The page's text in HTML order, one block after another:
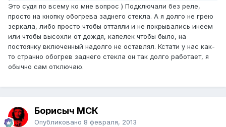
Это судя по всему ко мне вопрос ) Подключали без реле,
просто на кнопку обогрева заднего стекла. А я долго не грею
зеркала, либо просто чтобы оттаяли и не покрывались инеем
или чтобы высохли от дождя, капелек чтобы было, на
постоянку включенный надолго не оставлял. Кстати у нас как-
то странно обогрев заднего стекла он так долго работает, я
обычно сам отключаю.
Борисыч МСК
Опубликовано 8 февраля, 2013